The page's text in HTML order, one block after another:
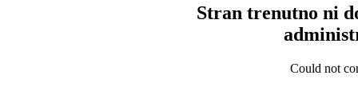
Stran trenutno ni
Could not